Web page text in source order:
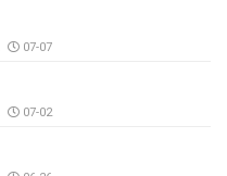
07-07
07-02